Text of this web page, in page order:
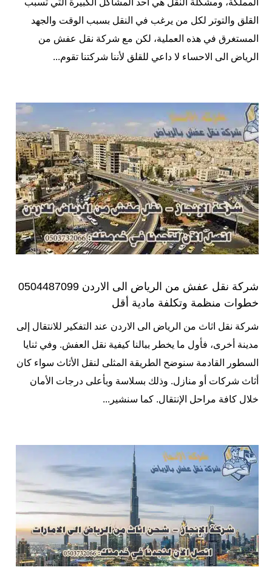
المملكة، ومشكلة النقل هي أحد المشاكل الكبيرة التي تسبب
القلق والتوتر لكل من يرغب في النقل بسبب الوقت والجهد
المستغرق في هذه العملية، لكن مع شركة نقل عفش من
الرياض الى الاحساء لا داعي للقلق لأننا شركتنا تقوم...
شركة نقل عفش من الرياض الى الاردن 0504487099
خطوات منظمة وتكلفة مادية أقل
شركة نقل اثاث من الرياض الى الاردن عند التفكير للانتقال إلى
مدينة أخرى، فأول ما يخطر ببالنا كيفية نقل العفش. وفي ثنايا
السطور القادمة سنوضح الطريقة المثلى لنقل الأثاث سواء كان
أثاث شركات أو منازل. وذلك بسلاسة وبأعلى درجات الأمان
خلال كافة مراحل الإنتقال. كما سنشير...